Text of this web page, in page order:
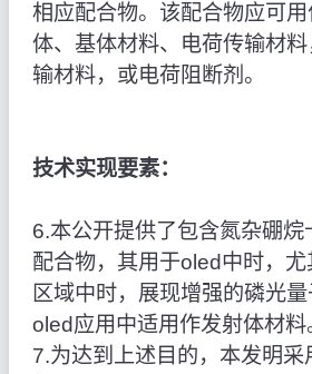
相应配合物。该配合物应可
体、基体材料、电荷传输材
输材料，或电荷阻断剂。
技术实现要素：
6.本公开提供了包含氮杂硼烷
配合物，其用于oled中时，
区域中时，展现增强的磷光
oled应用中适用作发射体材料
7.为达到上述目的，本发明采